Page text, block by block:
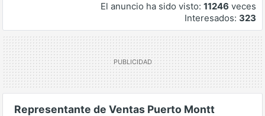
El anuncio ha sido visto: 11246 veces
Interesados: 323
Representante de Ventas Puerto Montt